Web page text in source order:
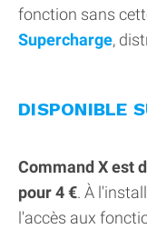
fonction sans
Supercharge,
DISPONIBLE
Command X est
pour 4 €. À
l'accès aux